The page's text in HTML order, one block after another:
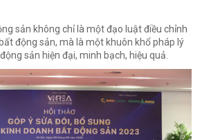
sản không chỉ là một đạo luật điều chỉnh
động sản, mà là một khuôn khổ pháp lý
sản hiện đại, minh bạch, hiệu quả.